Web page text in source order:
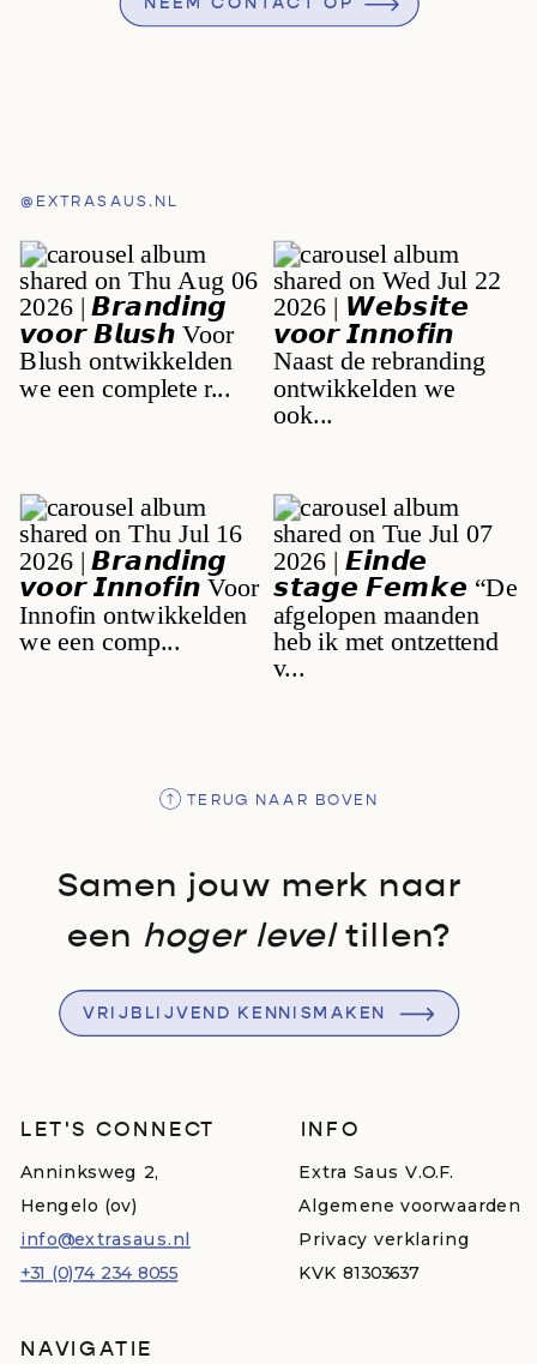
@EXTRASAUS.NL
TERUG NAAR BOVEN
Anninksweg 2,
Hengelo (ov)
info@extrasaus.nl
+31 (0)74 234 8055
LET'S CONNECT INFO
Extra Saus V.O.F.
Algemene voorwaarden
Privacy verklaring
KVK 81303637
Samen jouw merk naar
een hoger leveltillen?
VRIJBLIJVEND KENNISMAKEN
NAVIGATIE